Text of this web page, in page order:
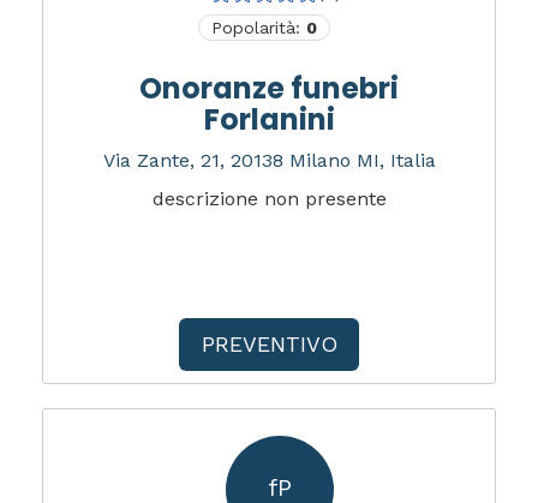
Popolarità: 0
Onoranze funebri
Forlanini
Via Zante, 21, 20138 Milano MI, Italia
descrizione non presente
PREVENTIVO
fP